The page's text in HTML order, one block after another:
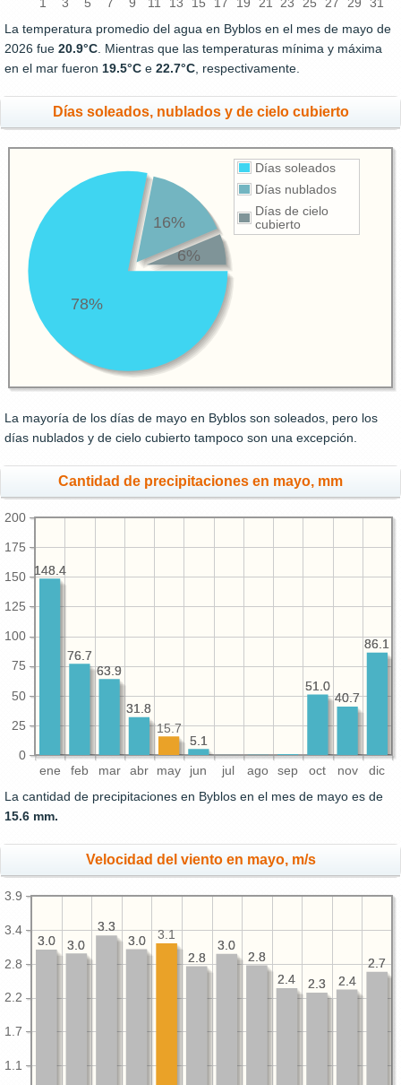
1 3 5 7 9 11 13 15 17 19 21 23 25 27 29 31
La temperatura promedio del agua en Byblos en el mes de mayo de
2026 fue 20.9°C. Mientras que las temperaturas mínima y máxima
en el mar fueron 19.5°C e 22.7°C, respectivamente.
Días soleados, nublados y de cielo cubierto
Días soleados
Días nublados
Días de cielo
cubierto
78%
16%
6%
La mayoría de los días de mayo en Byblos son soleados, pero los
días nublados y de cielo cubierto tampoco son una excepción.
Cantidad de precipitaciones en mayo, mm
ene feb mar abr may jun jul ago sep oct nov dic
0
25
50
75
100
125
150
175
200
86.1
40.7
51.0
5.1
31.8
63.9
76.7
148.4
86.1
40.7
51.0
5.1
15.7
31.8
63.9
76.7
148.4
La cantidad de precipitaciones en Byblos en el mes de mayo es de
15.6 mm.
Velocidad del viento en mayo, m/s
1.1
1.7
2.2
2.8
3.4
3.9
2.7
2.4
2.3
2.4
2.8
3.0
2.8
3.0
3.3
3.0
3.0
2.7
2.4
2.3
2.4
2.8
3.0
2.8
3.1
3.0
3.3
3.0
3.0